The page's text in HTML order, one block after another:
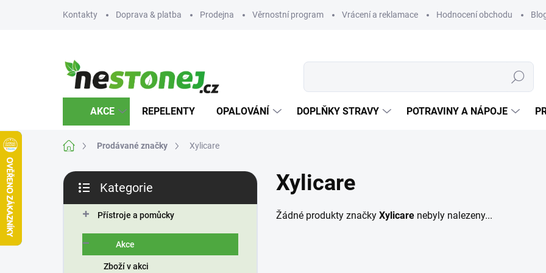
Kontakty Doprava & platba Prodejna Věrnostní program Vrácení a reklamace Hodnocení obchodu
Hledat
AKCE REPELENTY OPALOVÁNÍ DOPLŇKY STRAVY POTRAVINY A NÁPOJE
Domů Prodávané značky Xylicare
P
s
kategorie
Kategorie
Přístroje a pomůcky
Akce
Zboží v akci
Xylicare
Žádné produkty značky Xylicare nebyly nalezeny...